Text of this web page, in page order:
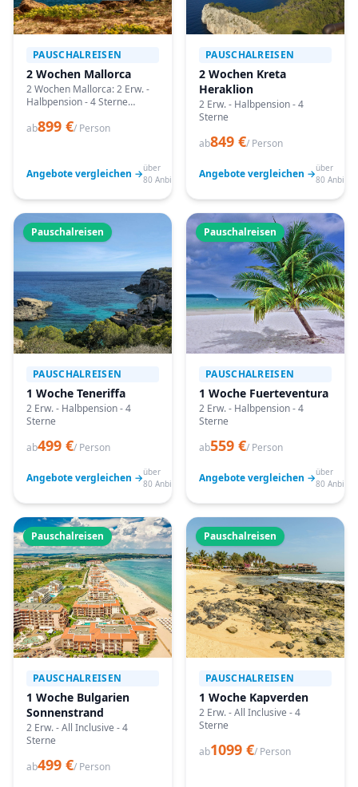
PAUSCHALREISEN
2 Wochen Mallorca
2 Wochen Mallorca: 2 Erw. -
Halbpension - 4 Sterne
passende Termine prüfen
ab899 €/ Person
Angebote vergleichen →über
80 Anbieter
PAUSCHALREISEN
2 Wochen Kreta
Heraklion
2 Erw. - Halbpension - 4
Sterne
ab849 €/ Person
Angebote vergleichen →über
80
Pauschalreisen
PAUSCHALREISEN
1 Woche Teneriffa
2 Erw. - Halbpension - 4
Sterne
ab499 €/ Person
Angebote vergleichen →über
80 Anbieter
Pauschalreisen
PAUSCHALREISEN
1 Woche Fuerteventura
2 Erw. - Halbpension - 4
Sterne
ab559 €/ Person
Angebote vergleichen →über
80
Pauschalreisen
PAUSCHALREISEN
1 Woche Bulgarien
Sonnenstrand
2 Erw. - All Inclusive - 4
Sterne
ab499 €/ Person
Pauschalreisen
PAUSCHALREISEN
1 Woche Kapverden
2 Erw. - All Inclusive - 4
Sterne
ab1099 €/ Person